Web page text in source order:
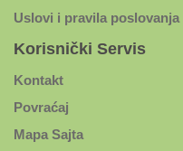
Uslovi i pravila poslovanja
Korisnički Servis
Kontakt
Povraćaj
Mapa Sajta